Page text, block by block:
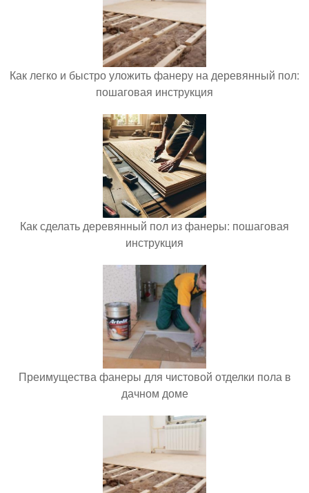
Как легко и быстро уложить фанеру на деревянный пол:
пошаговая инструкция
Как сделать деревянный пол из фанеры: пошаговая
инструкция
Преимущества фанеры для чистовой отделки пола в
дачном доме